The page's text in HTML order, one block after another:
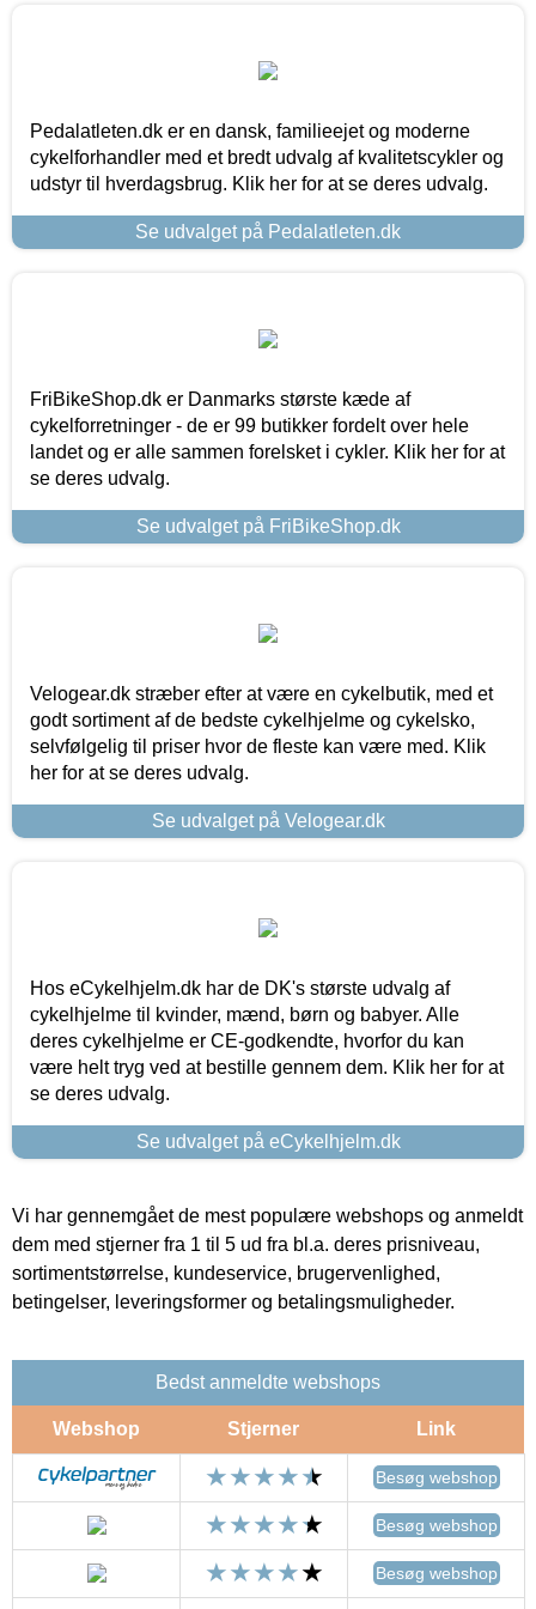
Pedalatleten.dk er en dansk, familieejet og moderne
cykelforhandler med et bredt udvalg af kvalitetscykler og
udstyr til hverdagsbrug. Klik her for at se deres udvalg.
Se udvalget på Pedalatleten.dk
FriBikeShop.dk er Danmarks største kæde af
cykelforretninger - de er 99 butikker fordelt over hele
landet og er alle sammen forelsket i cykler. Klik her for at
se deres udvalg.
Se udvalget på FriBikeShop.dk
Velogear.dk stræber efter at være en cykelbutik, med et
godt sortiment af de bedste cykelhjelme og cykelsko,
selvfølgelig til priser hvor de fleste kan være med. Klik
her for at se deres udvalg.
Se udvalget på Velogear.dk
Hos eCykelhjelm.dk har de DK's største udvalg af
cykelhjelme til kvinder, mænd, børn og babyer. Alle
deres cykelhjelme er CE-godkendte, hvorfor du kan
være helt tryg ved at bestille gennem dem. Klik her for at
se deres udvalg.
Se udvalget på eCykelhjelm.dk
Vi har gennemgået de mest populære webshops og anmeldt
dem med stjerner fra 1 til 5 ud fra bl.a. deres prisniveau,
sortimentstørrelse, kundeservice, brugervenlighed,
betingelser, leveringsformer og betalingsmuligheder.
Bedst anmeldte webshops
Webshop Stjerner Link
Besøg webshop
Besøg webshop
Besøg webshop